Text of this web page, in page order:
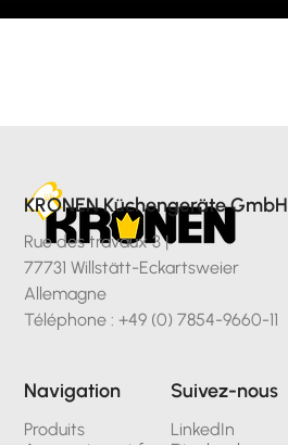
KRONEN Küchengeräte GmbH
Rue des travaux 3 |
77731 Willstätt-Eckartsweier
Allemagne
Téléphone : +49 (0) 7854-9660-11
Navigation
Produits
Suivez-nous
LinkedIn